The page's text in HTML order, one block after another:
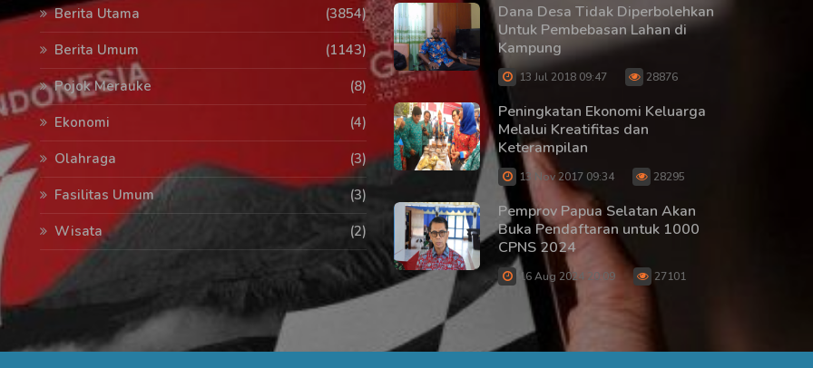
Berita Utama
(3854)
Berita Umum
(1143)
Pojok Merauke
(8)
Ekonomi
(4)
Olahraga
(3)
Fasilitas Umum
(3)
Wisata
(2)
Dana Desa Tidak Diperbolehkan
Untuk Pembebasan Lahan di
Kampung
13 Jul 2018 09:47 28876
Peningkatan Ekonomi Keluarga
Melalui Kreatifitas dan
Keterampilan
13 Nov 2017 09:34 28295
Pemprov Papua Selatan Akan
Buka Pendaftaran untuk 1000
CPNS 2024
16 Aug 2024 20:09 27101